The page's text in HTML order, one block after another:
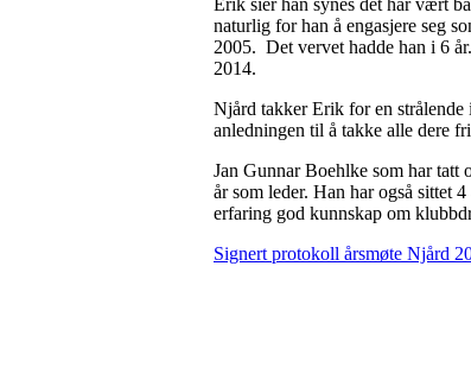
Erik sier han synes det har vært
naturlig for han å engasjere seg
2005. Det vervet hadde han i 6
2014.
Njård takker Erik for en strålende
anledningen til å takke alle dere
Jan Gunnar Boehlke som har tatt
år som leder. Han har også sittet
erfaring god kunnskap om
Signert protokoll årsmøte Njård